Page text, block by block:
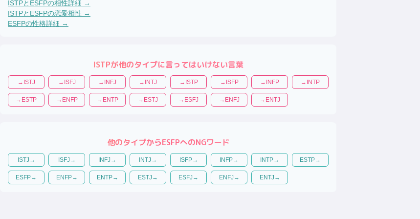
ISTPと ESFPの相性詳細 →
ISTPと ESFPの恋愛相性 →
ESFPの性格詳細 →
ISTPが他のタイプに言ってはいけない言葉
→ ISTJ → ISFJ → INFJ → INTJ → ISTP → ISFP → INFP → INTP
→ ESTP → ENFP → ENTP → ESTJ → ESFJ → ENFJ → ENTJ
他のタイプからESFPへのNGワード
ISTJ → ISFJ → INFJ → INTJ → ISFP→ INFP→ INTP→ ESTP→
ESFP→ ENFP→ ENTP→ ESTJ → ESFJ → ENFJ → ENTJ →